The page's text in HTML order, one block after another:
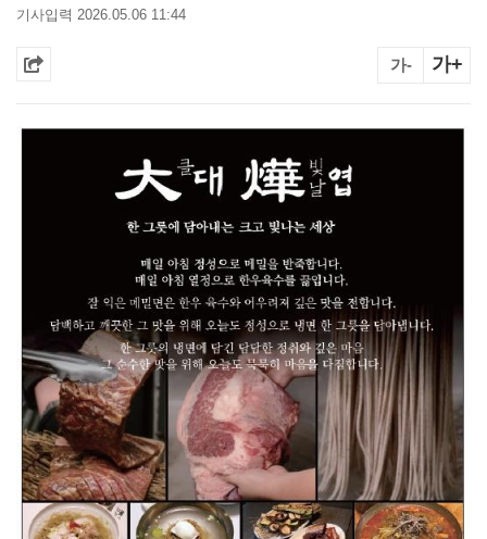
기사입력 2026.05.06 11:44
가- 가+